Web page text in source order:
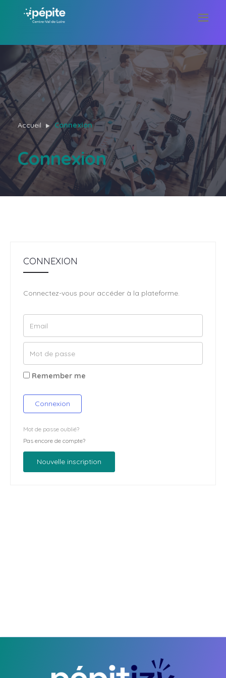
Accueil Connexion
Connexion
CONNEXION
Connectez-vous pour accéder à la plateforme.
Remember me
Connexion
Mot de passe oublié?
Pas encore de compte?
Nouvelle inscription